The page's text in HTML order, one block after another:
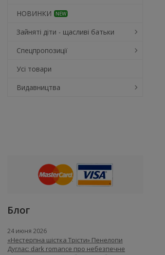
НОВИНКИ
NEW
Зайняті діти - щасливі батьки
Спецпропозиції
Усі товари
Видавництва
Блог
24 июня 2026
«Нестерпна шістка Трісти» Пенелопи
Дуглас: dark romance про небезпечне